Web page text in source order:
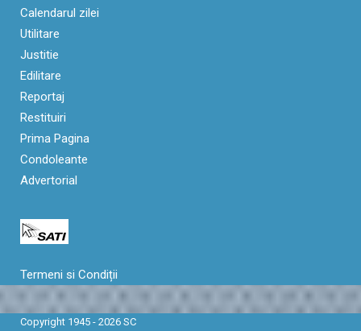
Calendarul zilei
Utilitare
Justitie
Edilitare
Reportaj
Restituiri
Prima Pagina
Condoleante
Advertorial
Termeni si Condiții
Copyright 1945 - 2026 SC